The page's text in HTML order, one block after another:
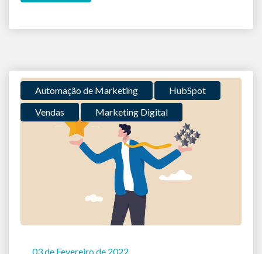
Automação de Marketing
HubSpot
Vendas
Marketing Digital
03 de Fevereiro de 2022